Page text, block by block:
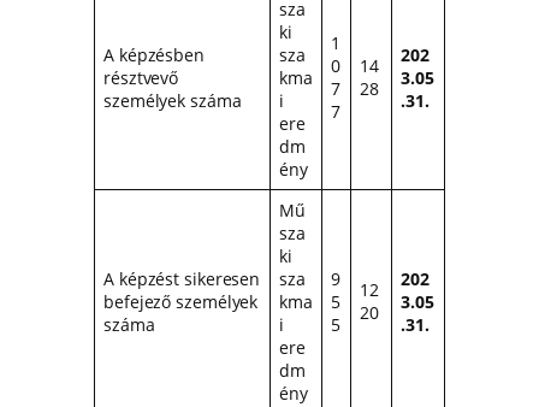
A képzésben
résztvevő
személyek száma
sza
ki
sza
kma
i
ere
dm
ény
1
0
7
7
14
28
202
3.05
.31.
A képzést sikeresen
befejező személyek
száma
Mű
sza
ki
sza
kma
i
ere
dm
ény
9
5
5
12
20
202
3.05
.31.